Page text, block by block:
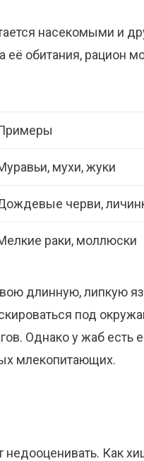
насекомыми и
её обитания, рацион
мухи, жуки
черви,
раки, моллюски
длинную, липкую
под
Однако у жаб есть
млекопитающих.
Как